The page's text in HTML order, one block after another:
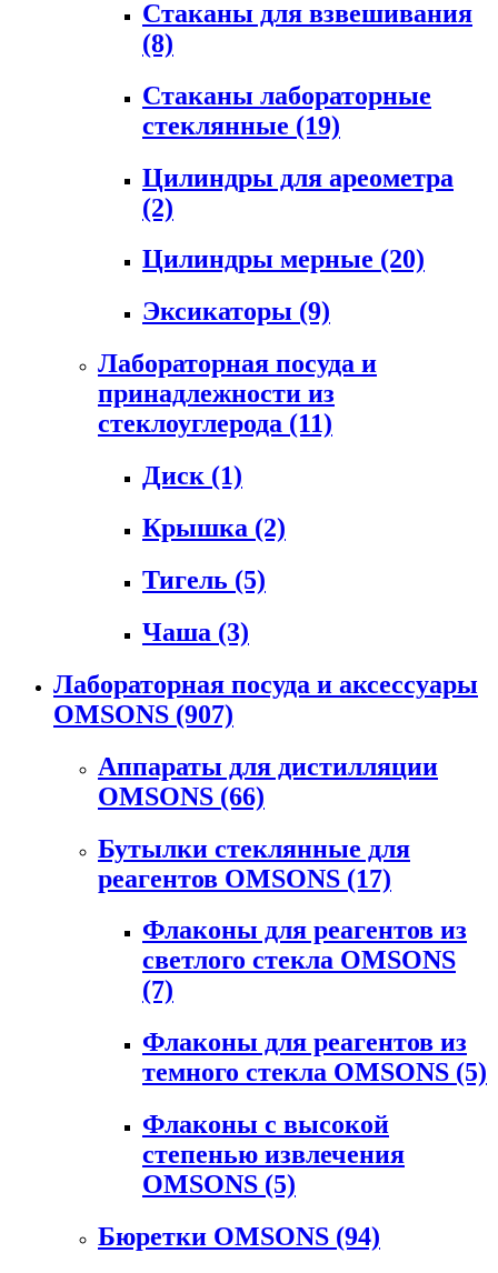
Стаканы для взвешивания
(8)
Стаканы лабораторные
стеклянные (19)
Цилиндры для ареометра
(2)
Цилиндры мерные (20)
Эксикаторы (9)
Лабораторная посуда и
принадлежности из
стеклоуглерода (11)
Диск (1)
Крышка (2)
Тигель (5)
Чаша (3)
Лабораторная посуда и аксессуары
OMSONS (907)
Аппараты для дистилляции
OMSONS (66)
Бутылки стеклянные для
реагентов OMSONS (17)
Флаконы для реагентов из
светлого стекла OMSONS
(7)
Флаконы для реагентов из
темного стекла OMSONS (5)
Флаконы с высокой
степенью извлечения
OMSONS (5)
Бюретки OMSONS (94)